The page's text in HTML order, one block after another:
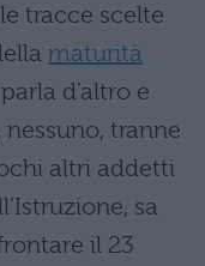
tracce scelte
maturità
d’altro e
tranne
altri addetti
sa
il 23